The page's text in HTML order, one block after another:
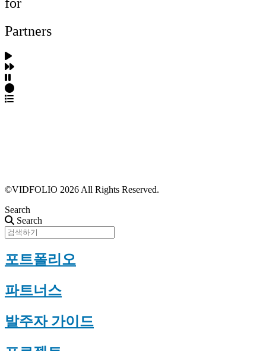
Partners
©VIDFOLIO 2026 All Rights Reserved.
Search
Search
포트폴리오
파트너스
발주자 가이드